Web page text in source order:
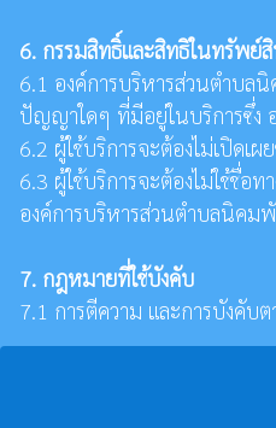
6. กรรมสิทธิ์และสิทธิในทรัพ
6.1 องค์การบริหารส่วนตำบ
ปัญญาใดๆ ที่มีอยู่ในบริการซึ่ง
6.2 ผู้ใช้บริการจะต้องไม่เปิด
6.3 ผู้ใช้บริการจะต้องไม่ใช้ชื่
องค์การบริหารส่วนตำบลนิคม
7. กฎหมายที่ใช้บังคับ
7.1 การตีความ และการบังคับ